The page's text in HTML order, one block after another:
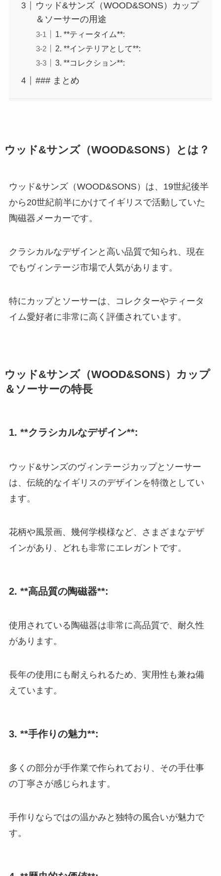
ウッド&サンズ（WOOD&SONS）カップ
＆ソーサーの用途
1. **ティータイム**:
2. **インテリアとして**:
3. **コレクション**:
### まとめ
ウッド&サンズ（WOOD&SONS）とは？
ウッド&サンズ（WOOD&SONS）は、19世紀後半
から20世紀前半にかけてイギリスで活動していた
陶磁器メーカーです。
クラシカルなデザインと高い品質で知られ、現在
でもヴィンテージ市場で人気があります。
特にカップとソーサーは、コレクターやティータ
イム愛好者に非常に高く評価されています。
ウッド&サンズ（WOOD&SONS）カップ
＆ソーサーの特長
1. **クラシカルなデザイン**:
ウッド&サンズのヴィンテージカップとソーサー
は、伝統的なイギリスのデザインを特徴としてい
ます。
花柄や風景画、幾何学模様など、さまざまなデザ
インがあり、どれも非常にエレガントです。
2. **高品質の陶磁器**:
使用されている陶磁器は非常に高品質で、耐久性
があります。
長年の使用にも耐えられるため、実用性も兼ね備
えています。
3. **手作りの魅力**:
多くの部分が手作業で作られており、その手仕事
の丁寧さが感じられます。
手作りならではの温かみと独特の風合いが魅力で
す。